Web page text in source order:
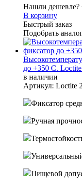
Нашли дешевле?
В корзину
Быстрый заказ
Подобрать
до +350 С.
в наличии
Артикул: Loctite
Фиксатор
Ручная
Пищевой